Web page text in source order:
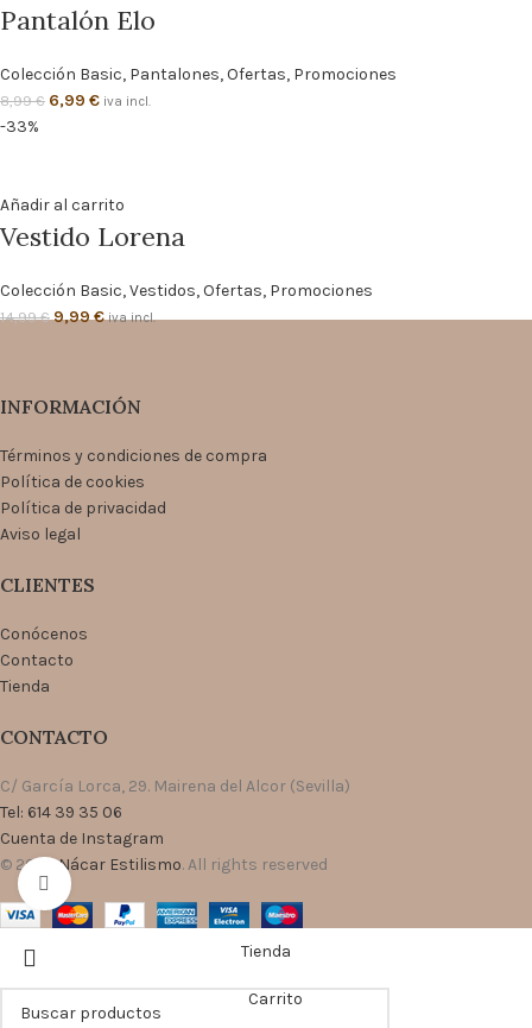
Click to enlarge
Pantalón Elo
Colección Basic, Pantalones,Ofertas, Promociones
8,99€ 6,99 € iva incl.
-33%
Añadir al carrito
Vestido Lorena
Colección Basic,Vestidos,Ofertas, Promociones
14,99€ 9,99€ iva incl.
INFORMACIÓN
Términos y condiciones de compra
Política de cookies
Política de privacidad
Aviso legal
CLIENTES
Conócenos
Contacto
Tienda
CONTACTO
C/ García Lorca, 29. Mairena del Alcor (Sevilla)
Tel: 614 39 35 06
Cuenta de Instagram
© 2026Nácar Estilismo. All rights reserved
Tienda
Carrito